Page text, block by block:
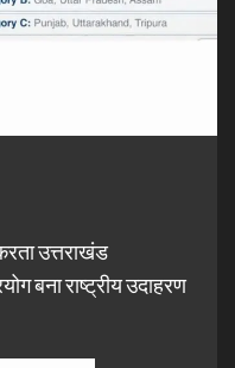
उत्तराखंड
बना राष्ट्रीय उदाहरण